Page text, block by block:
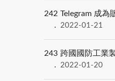
242 Telegram 成為
2022-01-21
243 跨國國防工業
2022-01-20